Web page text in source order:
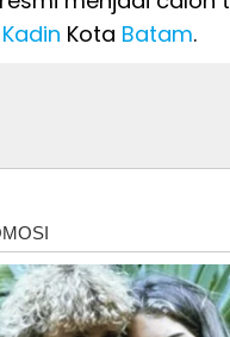
Kadin Kota Batam.